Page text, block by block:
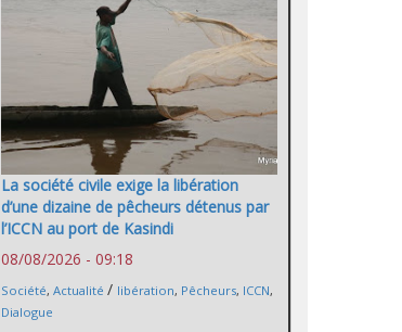
La société civile exige la libération
d’une dizaine de pêcheurs détenus par
l’ICCN au port de Kasindi
08/08/2026 - 09:18
Société, Actualité / libération, Pêcheurs, ICCN,
Dialogue